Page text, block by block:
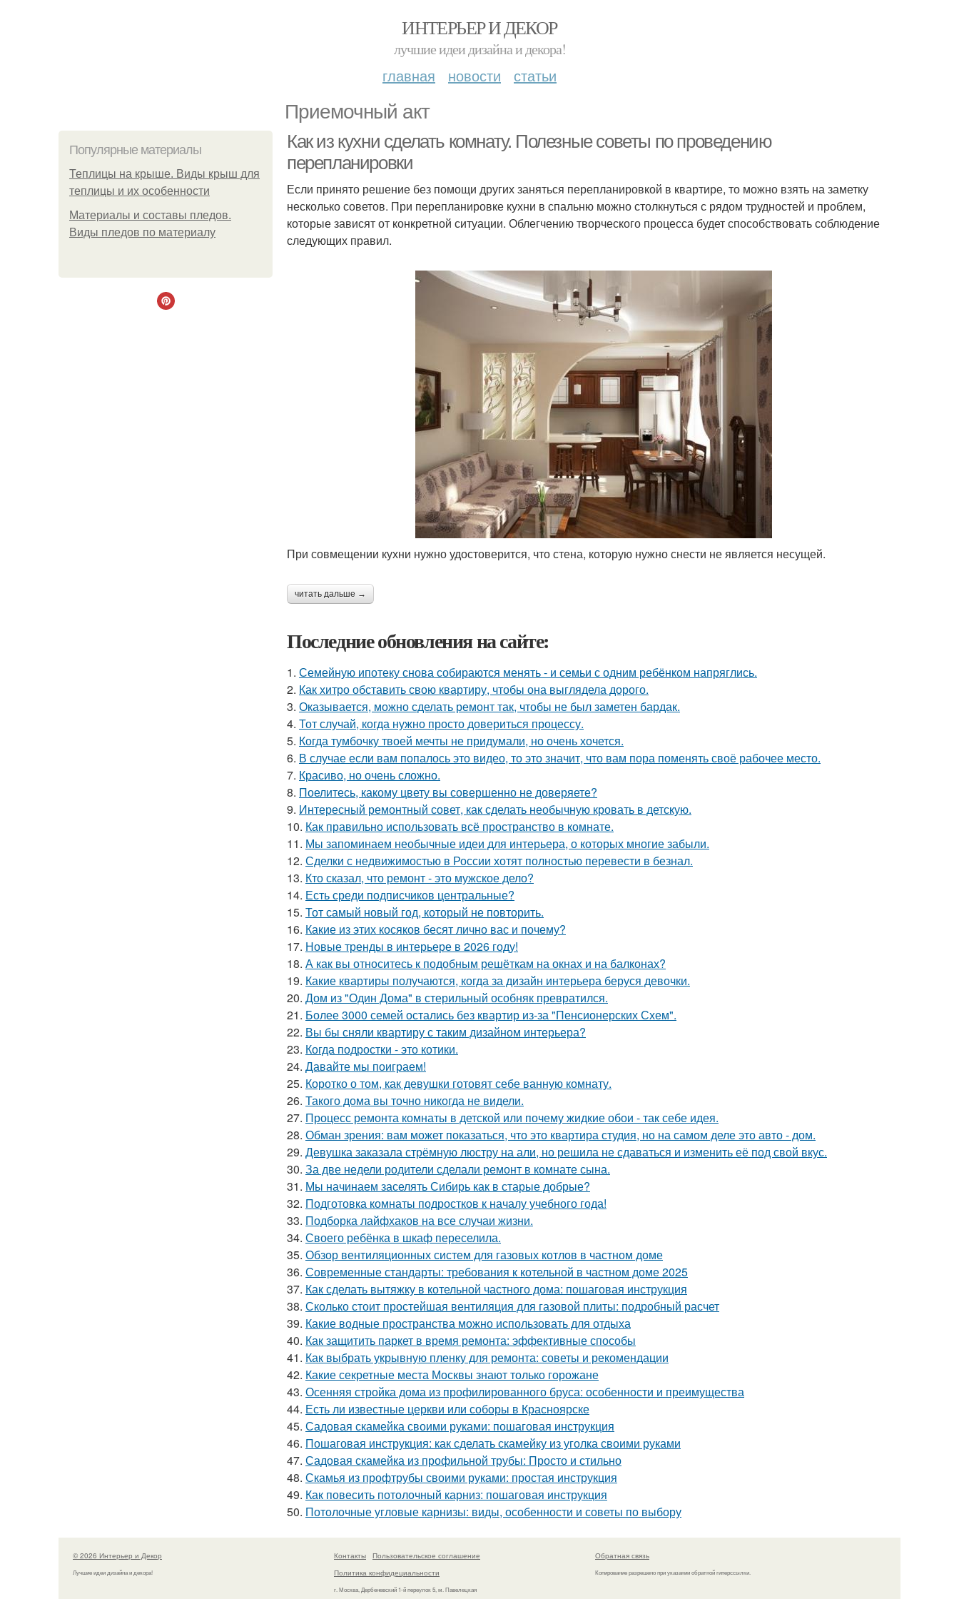
ИНТЕРЬЕР И ДЕКОР
лучшие идеи дизайна и декора!
главная новости статьи
Приемочный акт
Популярные материалы
Теплицы на крыше. Виды крыш для
теплицы и их особенности
Материалы и составы пледов.
Виды пледов по материалу
Как из кухни сделать комнату. Полезные советы по проведению
перепланировки
Если принято решение без помощи других заняться перепланировкой в квартире, то можно взять на заметку
несколько советов. При перепланировке кухни в спальню можно столкнуться с рядом трудностей и проблем,
которые зависят от конкретной ситуации. Облегчению творческого процесса будет способствовать соблюдение
следующих правил.
При совмещении кухни нужно удостоверится, что стена, которую нужно снести не является несущей.
читать дальше →
Последние обновления на сайте:
1. Семейную ипотеку снова собираются менять - и семьи с одним ребёнком напряглись.
2. Как хитро обставить свою квартиру, чтобы она выглядела дорого.
3. Оказывается, можно сделать ремонт так, чтобы не был заметен бардак.
4. Тот случай, когда нужно просто довериться процессу.
5. Когда тумбочку твоей мечты не придумали, но очень хочется.
6. В случае если вам попалось это видео, то это значит, что вам пора поменять своё рабочее место.
7. Красиво, но очень сложно.
8. Поелитесь, какому цвету вы совершенно не доверяете?
9. Интересный ремонтный совет, как сделать необычную кровать в детскую.
10. Как правильно использовать всё пространство в комнате.
11. Мы запоминаем необычные идеи для интерьера, о которых многие забыли.
12. Сделки с недвижимостью в России хотят полностью перевести в безнал.
13. Кто сказал, что ремонт - это мужское дело?
14. Есть среди подписчиков центральные?
15. Тот самый новый год, который не повторить.
16. Какие из этих косяков бесят лично вас и почему?
17. Новые тренды в интерьере в 2026 году!
18. А как вы относитесь к подобным решёткам на окнах и на балконах?
19. Какие квартиры получаются, когда за дизайн интерьера беруся девочки.
20. Дом из "Один Дома" в стерильный особняк превратился.
21. Более 3000 семей остались без квартир из-за "Пенсионерских Схем".
22. Вы бы сняли квартиру с таким дизайном интерьера?
23. Когда подростки - это котики.
24. Давайте мы поиграем!
25. Коротко о том, как девушки готовят себе ванную комнату.
26. Такого дома вы точно никогда не видели.
27. Процесс ремонта комнаты в детской или почему жидкие обои - так себе идея.
28. Обман зрения: вам может показаться, что это квартира студия, но на самом деле это авто - дом.
29. Девушка заказала стрёмную люстру на али, но решила не сдаваться и изменить её под свой вкус.
30. За две недели родители сделали ремонт в комнате сына.
31. Мы начинаем заселять Сибирь как в старые добрые?
32. Подготовка комнаты подростков к началу учебного года!
33. Подборка лайфхаков на все случаи жизни.
34. Своего ребёнка в шкаф переселила.
35. Обзор вентиляционных систем для газовых котлов в частном доме
36. Современные стандарты: требования к котельной в частном доме 2025
37. Как сделать вытяжку в котельной частного дома: пошаговая инструкция
38. Сколько стоит простейшая вентиляция для газовой плиты: подробный расчет
39. Какие водные пространства можно использовать для отдыха
40. Как защитить паркет в время ремонта: эффективные способы
41. Как выбрать укрывную пленку для ремонта: советы и рекомендации
42. Какие секретные места Москвы знают только горожане
43. Осенняя стройка дома из профилированного бруса: особенности и преимущества
44. Есть ли известные церкви или соборы в Красноярске
45. Садовая скамейка своими руками: пошаговая инструкция
46. Пошаговая инструкция: как сделать скамейку из уголка своими руками
47. Садовая скамейка из профильной трубы: Просто и стильно
48. Скамья из профтрубы своими руками: простая инструкция
49. Как повесить потолочный карниз: пошаговая инструкция
50. Потолочные угловые карнизы: виды, особенности и советы по выбору
© 2026 Интерьер и Декор
Лучшие идеи дизайна и декора!
Контакты
Пользовательское соглашение
Политика конфидециальности
г. Москва, Дербеневский 1-й переулок 5, м. Павелецкая
Обратная связь
Копирование разрешено при указании обратной гиперссылки.